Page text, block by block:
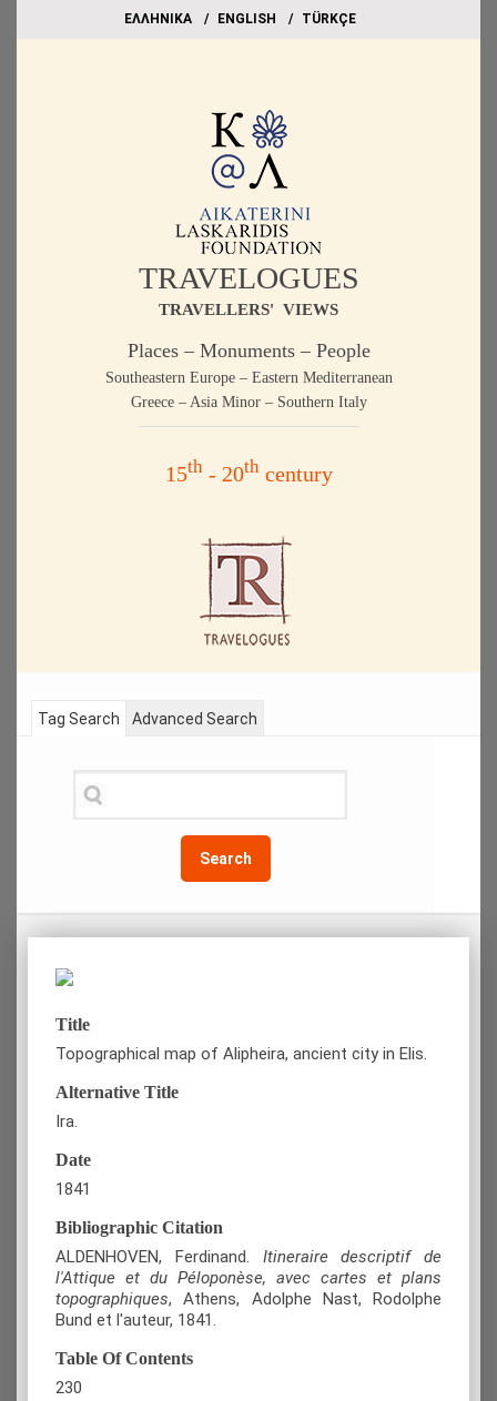
EΛΛΗΝΙΚΑ ΕΝGLISH TÜRKÇE
TRAVELOGUES
TRAVELLERS' VIEWS
Places – Monuments – People
Southeastern Europe – Eastern Mediterranean
Greece – Asia Minor – Southern Italy
15th- 20thcentury
Tag Search
Search
Advanced Search
Title
Topographical map of Alipheira, ancient city in Elis.
Alternative Title
Ira.
Date
1841
Bibliographic Citation
ALDENHOVEN, Ferdinand. Itineraire descriptif de
l'Attique et du Péloponèse, avec cartes et plans
topographiques, Athens, Adolphe Nast, Rodolphe
Bund et l'auteur, 1841.
Table Of Contents
230